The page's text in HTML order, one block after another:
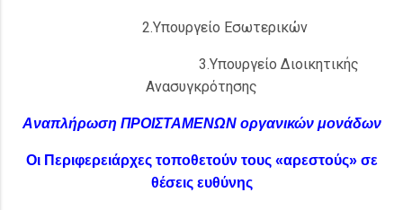
2.Υπουργείο Εσωτερικών
3.Υπουργείο Διοικητικής
Ανασυγκρότησης
Αναπλήρωση ΠΡΟΙΣΤΑΜΕΝΩΝ οργανικών μονάδων
Οι Περιφερειάρχες τοποθετούν τους «αρεστούς» σε
θέσεις ευθύνης